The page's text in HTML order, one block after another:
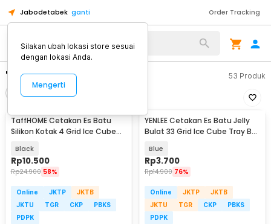
Jabodetabek ganti Order Tracking
"batu es" 53 Produk
Urutkan
TaffHOME Cetakan Es Batu
Silikon Kotak 4 Grid Ice Cube
Black
Rp10.500
Rp24.900 58%
Online JKTP
JKTB
JKTU
TGR CKP
PBKS
PDPK
YENLEE Cetakan Es Batu Jelly
Bulat 33 Grid Ice Cube Tray BPA
Blue
Rp3.700
Rp14.900 76%
Online JKTP
JKTB
JKTU
TGR CKP
PBKS
PDPK
Silakan ubah lokasi store sesuai
dengan lokasi Anda.
Mengerti